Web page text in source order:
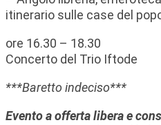
itinerario sulle case del
ore 16.30 – 18.30
Concerto del Trio Iftode
***Baretto indeciso***
Evento a offerta libera e